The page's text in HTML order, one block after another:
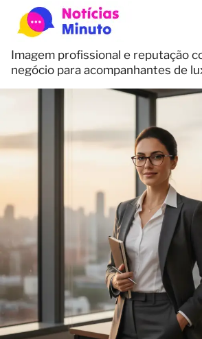
Imagem profissional e reputação
negócio para acompanhantes de